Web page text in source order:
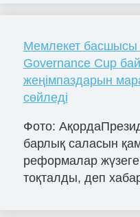
Мемлекет басшысы
Governance Cup
жеңімпаздарын
сөйледі
Фото:
барлық саласын
реформалар
тоқталды, деп